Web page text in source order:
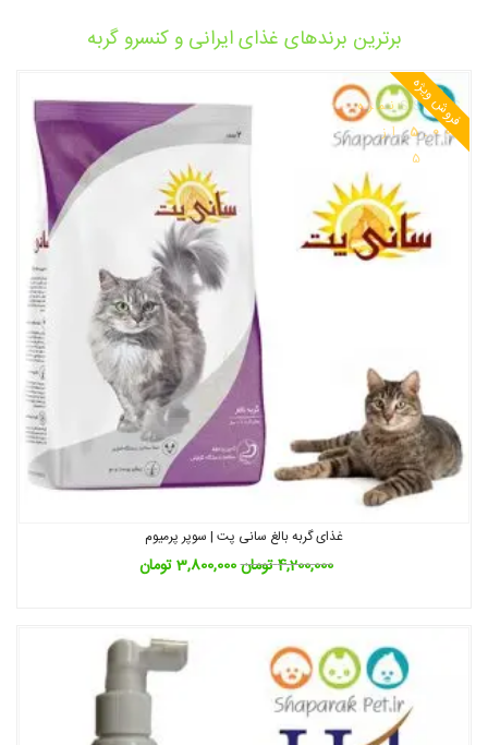
برترین برندهای غذای ایرانی و کنسرو گربه
فروش ویژه
غذای گربه بالغ سانی پت | سوپر پرمیوم
نمره
5.00از
5
4,200,000تومان3,800,000تومان